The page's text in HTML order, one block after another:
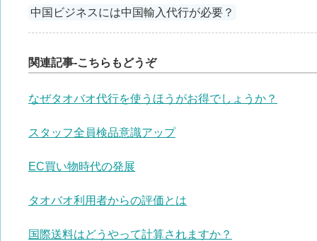
中国ビジネスには中国輸入代行が必要？
関連記事-こちらもどうぞ
なぜタオバオ代行を使うほうがお得でしょうか？
スタッフ全員検品意識アップ
EC買い物時代の発展
タオバオ利用者からの評価とは
国際送料はどうやって計算されますか？